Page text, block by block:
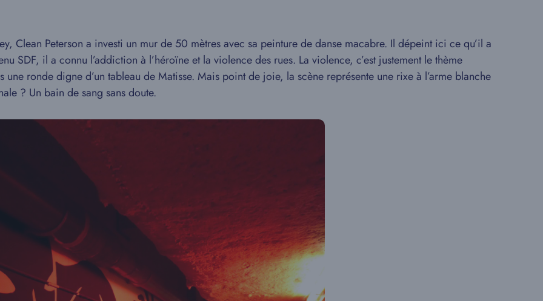
Clean Peterson a investi un mur de 50 mètres avec sa peinture de danse macabre. Il dépeint ici ce qu’il a
SDF, il a connu l’addiction à l’héroïne et la violence des rues. La violence, c’est justement le thème
une ronde digne d’un tableau de Matisse. Mais point de joie, la scène représente une rixe à l’arme blanche
? Un bain de sang sans doute.